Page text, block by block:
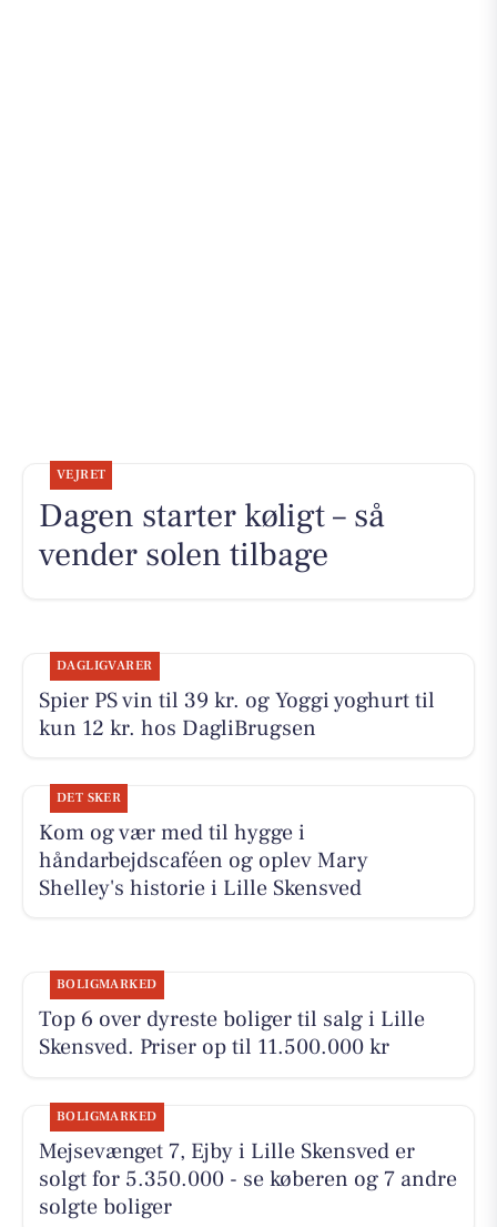
VEJRET
Dagen starter køligt – så
vender solen tilbage
DAGLIGVARER
Spier PS vin til 39 kr. og Yoggi yoghurt til
kun 12 kr. hos DagliBrugsen
DET SKER
Kom og vær med til hygge i
håndarbejdscaféen og oplev Mary
Shelley's historie i Lille Skensved
BOLIGMARKED
Top 6 over dyreste boliger til salg i Lille
Skensved. Priser op til 11.500.000 kr
BOLIGMARKED
Mejsevænget 7, Ejby i Lille Skensved er
solgt for 5.350.000 - se køberen og 7 andre
solgte boliger